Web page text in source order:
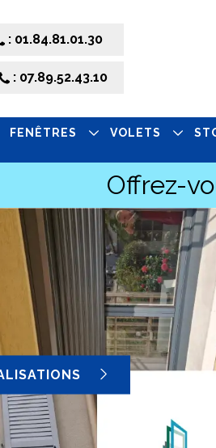
: 01.84.81.01.30
: 07.89.52.43.10
FENÊTRES VOLETS
Offrez-